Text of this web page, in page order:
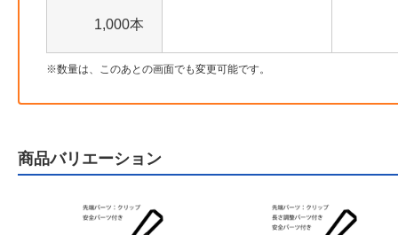
1,000本
数量は、このあとの画面でも変更可能です。
商品バリエーション